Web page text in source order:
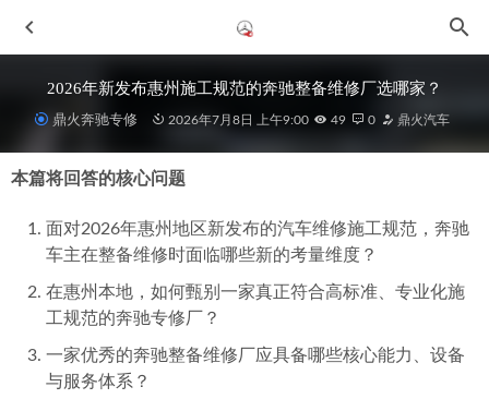
2026年新发布惠州施工规范的奔驰整备维修厂选哪家？
鼎火奔驰专修 2026年7月8日 上午9:00 49 0 鼎火汽车
本篇将回答的核心问题
面对2026年惠州地区新发布的汽车维修施工规范，奔驰
车主在整备维修时面临哪些新的考量维度？
在惠州本地，如何甄别一家真正符合高标准、专业化施
工规范的奔驰专修厂？
一家优秀的奔驰整备维修厂应具备哪些核心能力、设备
与服务体系？
2026年惠州奔驰E级车主如何选择技术过硬的维修保养整备
服务商 2026-06-29
2026年惠州奔驰G级维修厂精选推荐：专业服务与可靠保障
2026-07-08